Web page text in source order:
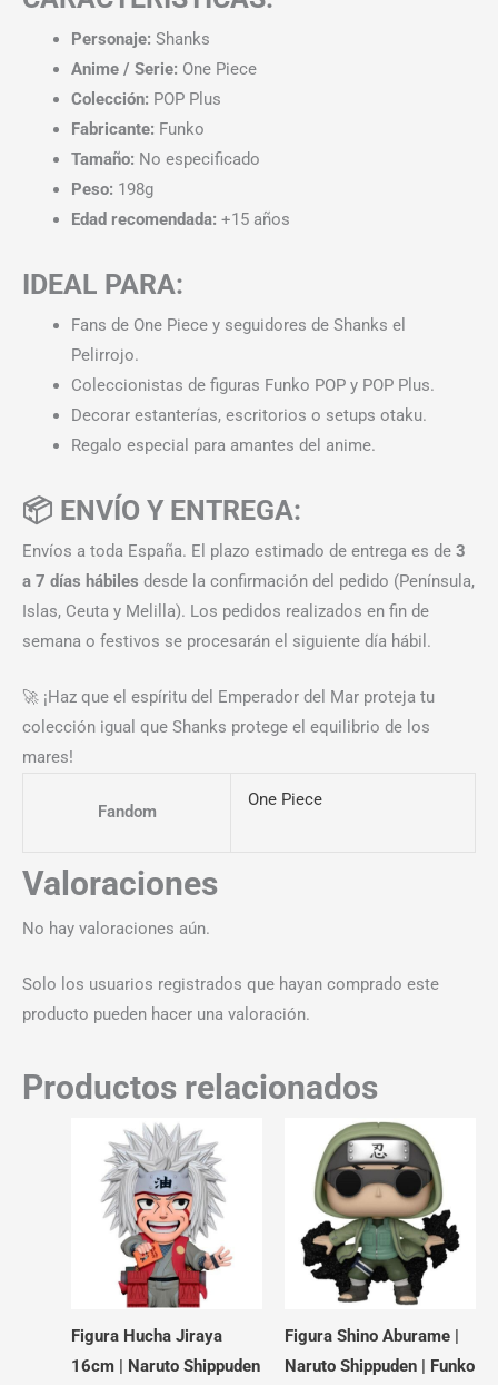
Personaje: Shanks
Anime / Serie: One Piece
Colección: POP Plus
Fabricante: Funko
Tamaño: No especificado
Peso: 198g
Edad recomendada: +15 años
IDEAL PARA:
Fans de One Piece y seguidores de Shanks el
Pelirrojo.
Coleccionistas de figuras Funko POP y POP Plus.
Decorar estanterías, escritorios o setups otaku.
Regalo especial para amantes del anime.
📦 ENVÍO Y ENTREGA:
Envíos a toda España. El plazo estimado de entrega es de 3
a 7 días hábiles desde la confirmación del pedido (Península,
Islas, Ceuta y Melilla). Los pedidos realizados en fin de
semana o festivos se procesarán el siguiente día hábil.
🚀 ¡Haz que el espíritu del Emperador del Mar proteja tu
colección igual que Shanks protege el equilibrio de los
mares!
Fandom
One Piece
Valoraciones
No hay valoraciones aún.
Solo los usuarios registrados que hayan comprado este
producto pueden hacer una valoración.
Productos relacionados
Figura Hucha Jiraya
16cm | Naruto Shippuden
Figura Shino Aburame |
Naruto Shippuden | Funko